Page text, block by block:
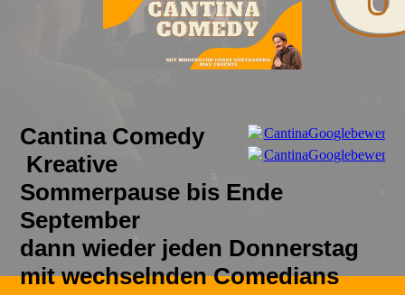
Cantina Comedy
Kreative
Sommerpause bis Ende
September
dann wieder jeden Donnerstag
mit wechselnden Comedians